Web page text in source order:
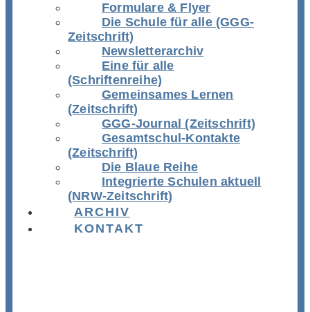
Formulare & Flyer
Die Schule für alle (GGG-
Zeitschrift)
Newsletterarchiv
Eine für alle
(Schriftenreihe)
Gemeinsames Lernen
(Zeitschrift)
GGG-Journal (Zeitschrift)
Gesamtschul-Kontakte
(Zeitschrift)
Die Blaue Reihe
Integrierte Schulen aktuell
(NRW-Zeitschrift)
ARCHIV
KONTAKT